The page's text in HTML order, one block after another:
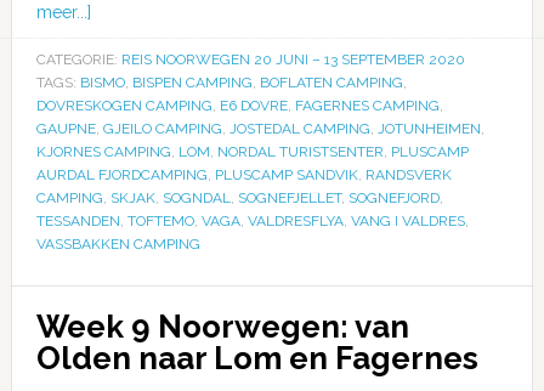
meer...]
CATEGORIE: REIS NOORWEGEN 20 JUNI – 13 SEPTEMBER 2020
TAGS: BISMO, BISPEN CAMPING, BOFLATEN CAMPING,
DOVRESKOGEN CAMPING, E6 DOVRE, FAGERNES CAMPING,
GAUPNE, GJEILO CAMPING, JOSTEDAL CAMPING, JOTUNHEIMEN,
KJORNES CAMPING, LOM, NORDAL TURISTSENTER, PLUSCAMP
AURDAL FJORDCAMPING, PLUSCAMP SANDVIK, RANDSVERK
CAMPING, SKJAK, SOGNDAL, SOGNEFJELLET, SOGNEFJORD,
TESSANDEN, TOFTEMO, VAGA, VALDRESFLYA, VANG I VALDRES,
VASSBAKKEN CAMPING
Week 9 Noorwegen: van
Olden naar Lom en Fagernes